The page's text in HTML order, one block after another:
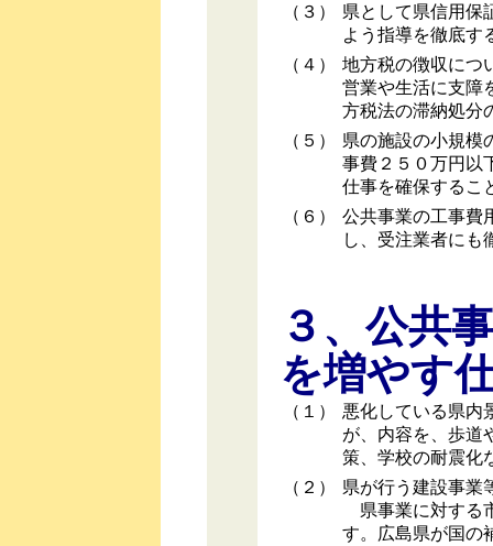
（３）
県として県信用保
よう指導を徹底す
（４）
地方税の徴収につ
営業や生活に支障
方税法の滞納処分
（５）
県の施設の小規模
事費２５０万円以
仕事を確保するこ
（６）
公共事業の工事費
し、受注業者にも
３、公共
を増やす
（１）
悪化している県内
が、内容を、歩道
策、学校の耐震化
（２）
県が行う建設事業
県事業に対する
す。広島県が国の